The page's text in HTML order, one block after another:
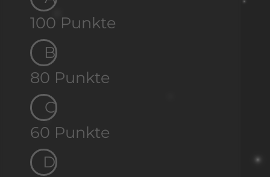
100 Punkte
B
80 Punkte
C
60 Punkte
D